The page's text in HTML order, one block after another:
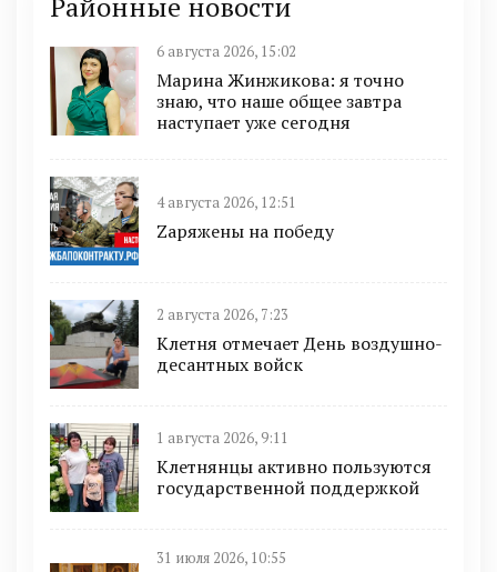
6 августа 2026, 15:02
Марина Жинжикова: я точно
знаю, что наше общее завтра
наступает уже сегодня
4 августа 2026, 12:51
Zаряжены на победу
2 августа 2026, 7:23
Клетня отмечает День воздушно-
десантных войск
1 августа 2026, 9:11
Клетнянцы активно пользуются
государственной поддержкой
31 июля 2026, 10:55